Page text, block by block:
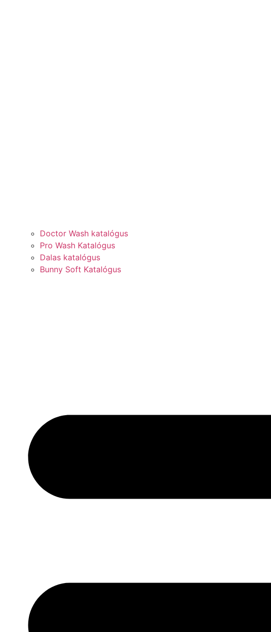
Doctor Wash katalógus
Pro Wash Katalógus
Dalas katalógus
Bunny Soft Katalógus